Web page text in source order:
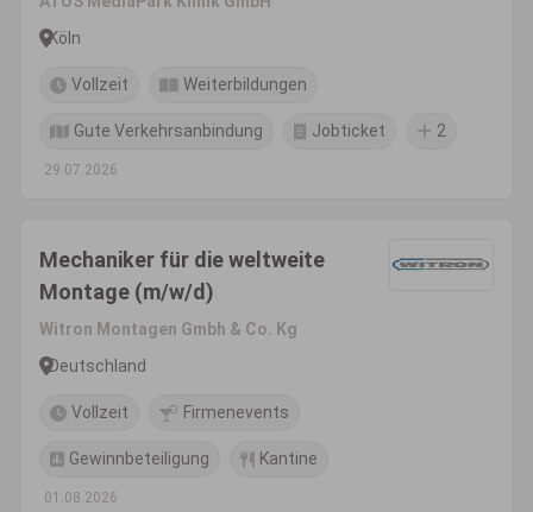
Köln
Vollzeit Weiterbildungen
Gute Verkehrsanbindung Jobticket 2
29.07.2026
Mechaniker für die weltweite
Montage (m/w/d)
Witron Montagen Gmbh & Co. Kg
Deutschland
Vollzeit Firmenevents
Gewinnbeteiligung Kantine
01.08.2026